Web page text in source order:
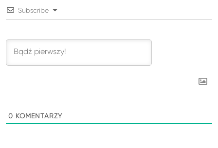
Subscribe
0 KOMENTARZY